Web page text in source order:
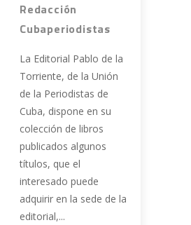
Redacción
Cubaperiodistas
La Editorial Pablo de la
Torriente, de la Unión
de la Periodistas de
Cuba, dispone en su
colección de libros
publicados algunos
títulos, que el
interesado puede
adquirir en la sede de la
editorial,...